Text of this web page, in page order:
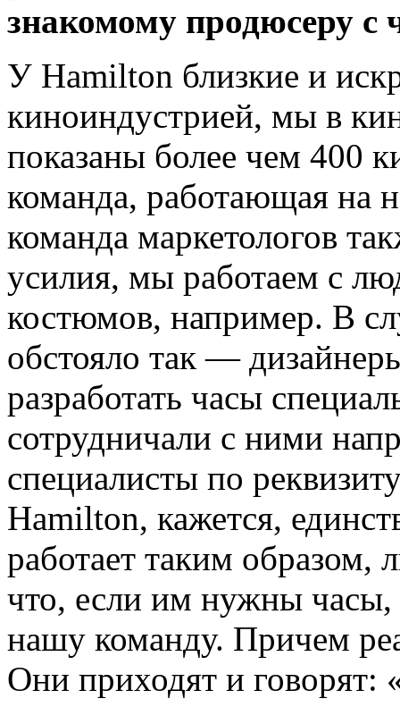
знакомому продюсеру с
У Hamilton близкие и
киноиндустрией, мы в
показаны более чем 400
команда, работающая на
команда маркетологов
усилия, мы работаем с
костюмов, например. В
обстояло так —
разработать часы
сотрудничали с ними
специалисты по
Hamilton, кажется,
работает таким образом,
что, если им нужны часы,
нашу команду. Причем
Они приходят и